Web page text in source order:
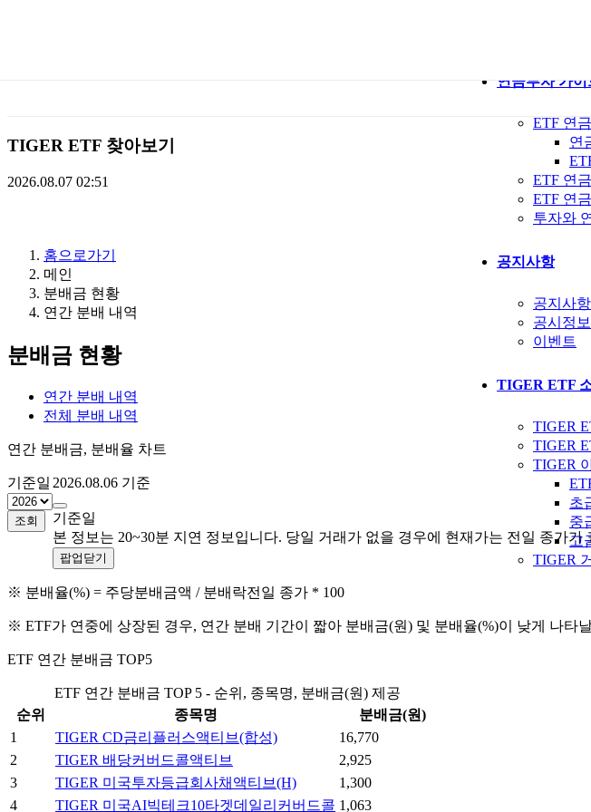
에
셋
연금투자 가이
ETF 연
연
ETF 연
ETF 연
투자와
공지사항
공지사항
공시정보
이벤트
TIGER ETF
TIGER
TIGER
TIGER
초
중
고
TIGER
TIGER ETF 찾아보기
2026.08.07 02:51
홈으로가기
메인
분배금 현황
연간 분배 내역
분배금 현황
연간 분배 내역
전체 분배 내역
연간 분배금, 분배율 차트
기준일
조회
2026.08.06 기준
기준일
본 정보는 20~30분 지연 정보입니다. 당일 거래가 없을 경우에 현재가는 전일 종가가
팝업닫기
※ 분배율(%) = 주당분배금액 / 분배락전일 종가 * 100
※ ETF가 연중에 상장된 경우, 연간 분배 기간이 짧아 분배금(원) 및 분배율(%)이 낮게 나타
ETF 연간 분배금 TOP5
ETF 연간 분배금 TOP 5 - 순위, 종목명, 분배금(원) 제공
순위
종목명
분배금(원)
1
TIGER CD금리플러스액티브(합성)
16,770
2
TIGER 배당커버드콜액티브
2,925
3
TIGER 미국투자등급회사채액티브(H)
1,300
4
TIGER 미국AI빅테크10타겟데일리커버드콜 1,063